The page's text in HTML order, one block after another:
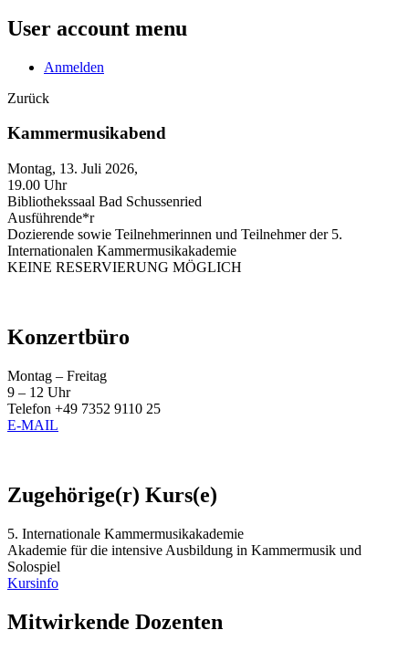
User account menu
Anmelden
Zurück
Kammermusikabend
Montag, 13. Juli 2026,
19.00 Uhr
Bibliothekssaal Bad Schussenried
Ausführende*r
Dozierende sowie Teilnehmerinnen und Teilnehmer der 5.
Internationalen Kammermusikakademie
KEINE RESERVIERUNG MÖGLICH
Konzertbüro
Montag – Freitag
9 – 12 Uhr
Telefon +49 7352 9110 25
E-MAIL
Zugehörige(r) Kurs(e)
5. Internationale Kammermusikakademie
Akademie für die intensive Ausbildung in Kammermusik und
Solospiel
Kursinfo
Mitwirkende Dozenten